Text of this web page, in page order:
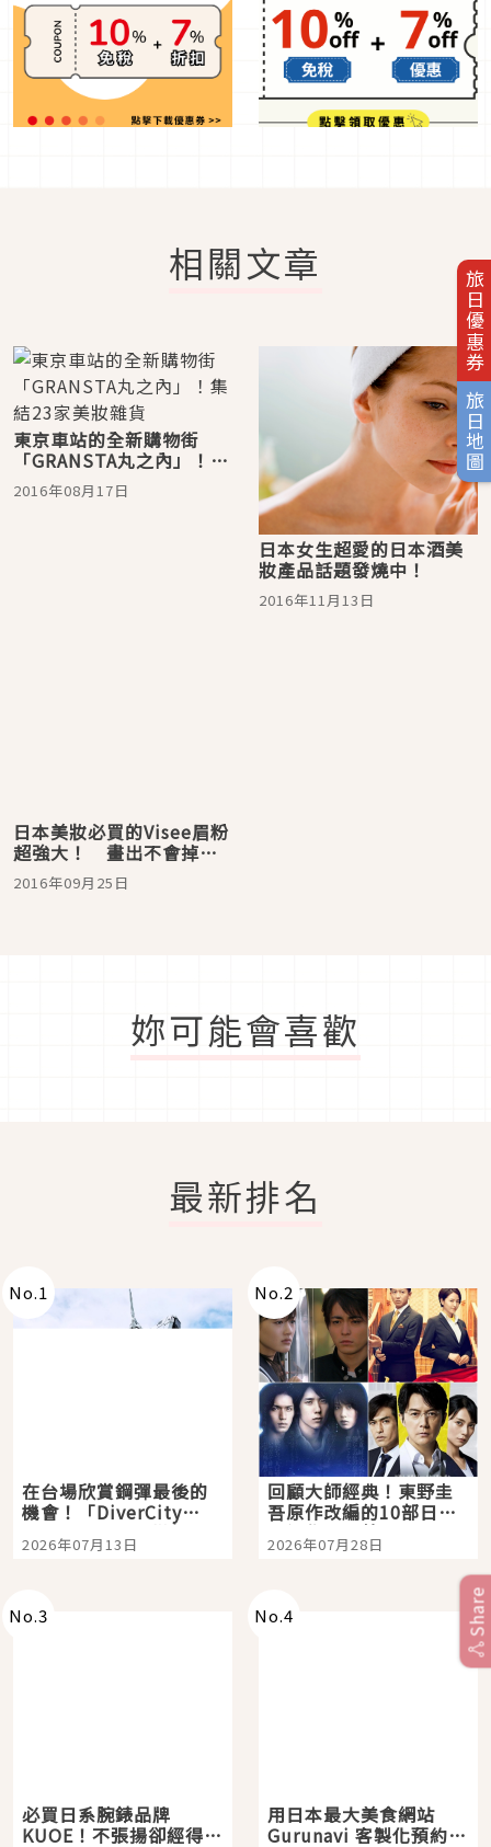
旅日優惠券
旅日地圖
相關文章
東京車站的全新購物街
「GRANSTA丸之內」！集
結23家美妝雜貨
2016年08月17日
日本女生超愛的日本酒美
妝產品話題發燒中！
2016年11月13日
日本美妝必買的Visee眉粉
超強大！ 畫出不會掉的
時尚眉毛♡
2016年09月25日
妳可能會喜歡
最新排名
No.1
在台場欣賞鋼彈最後的
機會！「DiverCity
Tokyo Plaza」搭船、
購物、美食及夜景，一
2026年07月13日
No.2
回顧大師經典！東野圭
吾原作改編的10部日本
影視作品推薦
2026年07月28日
No.3
必買日系腕錶品牌
KUOE！不張揚卻經得起
No.4
用日本最大美食網站
Gurunavi 客製化預約九
Share